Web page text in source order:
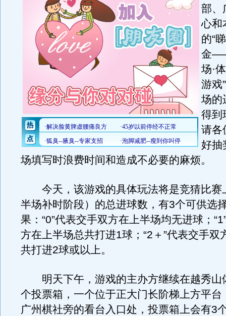
部、
心和
的“
金
场·
游戏
场的
得到
请各
好抽
场填写时浪费时间和造成不必要的麻烦。
今天，该游戏的具体玩法将是竞猜比赛
半场补时阶段）的总进球数，有3个可供选
果：“0”代表交手双方在上半场均无进球；
方在上半场总共打进1球；“2＋”代表交手双
共打进2球或以上。
明天下午，游戏的主办方继续在越秀山
个投票箱，一个位于正大门长阶梯上方平台
广州棋社旁的看台入口处，投票箱上会有3